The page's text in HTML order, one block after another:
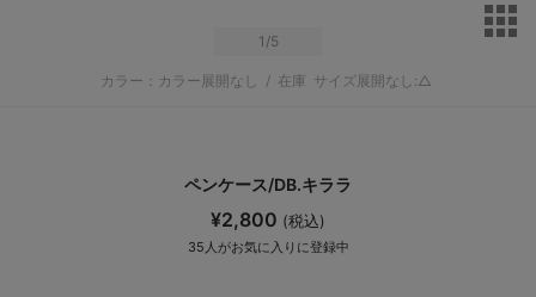
1 /5
カラー：カラー展開なし / 在庫 サイズ展開なし:△
ペンケース/DB.キララ
¥2,800 (税込)
35 人がお気に入りに登録中